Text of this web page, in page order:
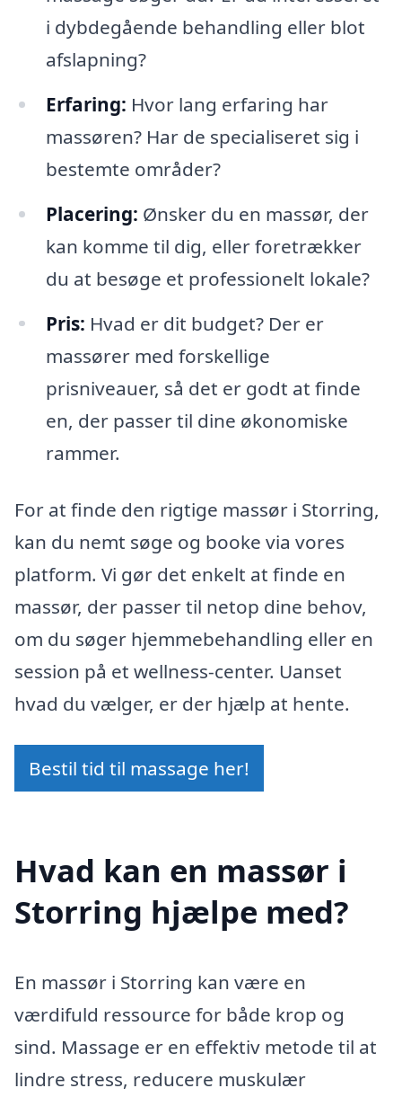
i dybdegående behandling eller blot
afslapning?
Erfaring: Hvor lang erfaring har
massøren? Har de specialiseret sig i
bestemte områder?
Placering: Ønsker du en massør, der
kan komme til dig, eller foretrækker
du at besøge et professionelt lokale?
Pris: Hvad er dit budget? Der er
massører med forskellige
prisniveauer, så det er godt at finde
en, der passer til dine økonomiske
rammer.
For at finde den rigtige massør i Storring,
kan du nemt søge og booke via vores
platform. Vi gør det enkelt at finde en
massør, der passer til netop dine behov,
om du søger hjemmebehandling eller en
session på et wellness-center. Uanset
hvad du vælger, er der hjælp at hente.
Bestil tid til massage her!
Hvad kan en massør i
Storring hjælpe med?
En massør i Storring kan være en
værdifuld ressource for både krop og
sind. Massage er en effektiv metode til at
lindre stress, reducere muskulær